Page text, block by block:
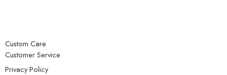
Custom Care
Customer Service
Privacy Policy